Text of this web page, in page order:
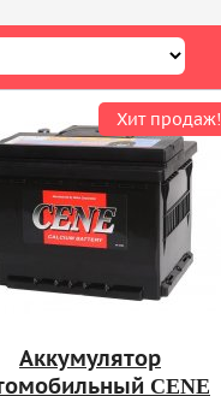
Хит продаж!
Аккумулятор
CENE